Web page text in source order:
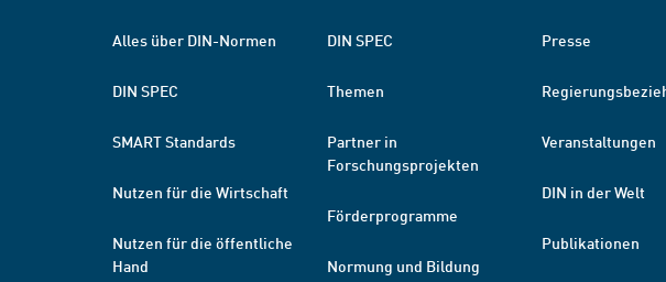
Alles über DIN-Normen
DIN SPEC
SMART Standards
Nutzen für die Wirtschaft
Nutzen für die öffentliche
Hand
DIN SPEC
Themen
Partner in
Forschungsprojekten
Förderprogramme
Normung und Bildung
Presse
Veranstaltungen
DIN in der Welt
Publikationen